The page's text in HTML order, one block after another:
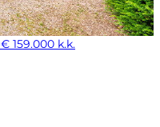
€ 159.000 k.k.